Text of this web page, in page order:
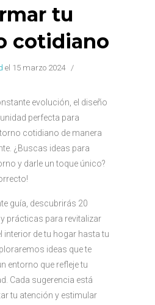
tu
cotidiano
el 15 marzo 2024 /
evolución, el diseño
perfecta para
cotidiano de manera
¿Buscas ideas para
y darle un toque único?
guía, descubrirás 20
prácticas para revitalizar
interior de tu hogar hasta tu
ideas que te
entorno que refleje tu
Cada sugerencia está
tu atención y estimular